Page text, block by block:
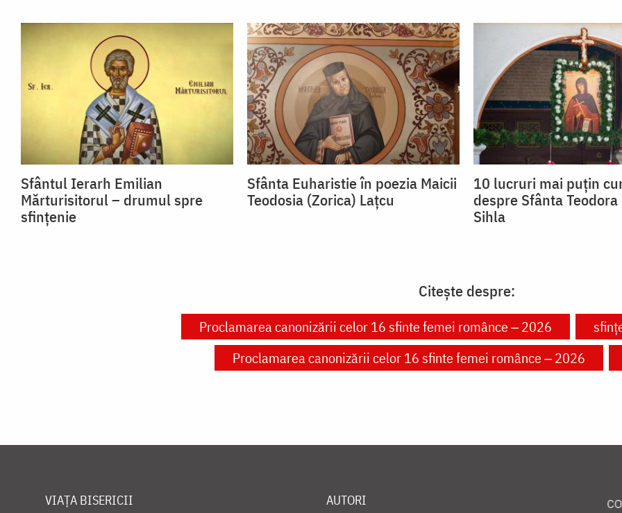
Sfântul Ierarh Emilian
Mărturisitorul – drumul spre
sfințenie
Sfânta Euharistie în poezia Maicii
Teodosia (Zorica) Lațcu
10 lucruri mai puțin
despre Sfânta
Sihla
Citește despre:
Proclamarea canonizării celor 16 sfinte femei românce ‒ 2026
Proclamarea canonizării celor 16 sfinte femei românce ‒ 2026
VIAȚA BISERICII AUTORI